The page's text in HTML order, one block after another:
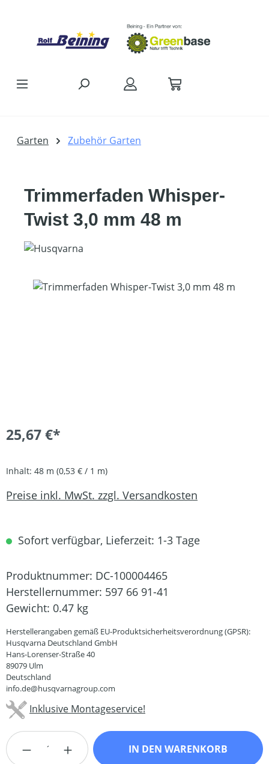
Garten Zubehör Garten
Trimmerfaden Whisper-
Twist 3,0 mm 48 m
Bildergalerie überspringen
25,67 €*
Inhalt: 48 m (0,53 € / 1 m)
Preise inkl. MwSt. zzgl. Versandkosten
Sofort verfügbar, Lieferzeit: 1-3 Tage
Produktnummer: DC-100004465
Herstellernummer: 597 66 91-41
Gewicht: 0.47 kg
Herstellerangaben gemäß EU-Produktsicherheitsverordnung (GPSR):
Husqvarna Deutschland GmbH
Hans-Lorenser-Straße 40
89079 Ulm
Deutschland
info.de@husqvarnagroup.com
Inklusive Montageservice!
Produkt Anzahl: Gib den gewünschten
IN DEN WARENKORB